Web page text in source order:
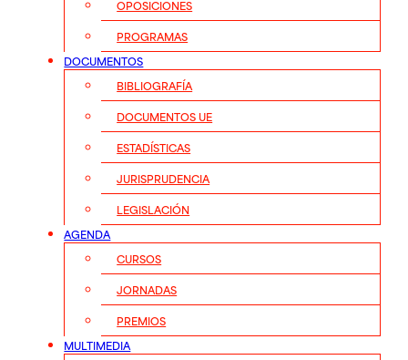
OPOSICIONES
PROGRAMAS
DOCUMENTOS
BIBLIOGRAFÍA
DOCUMENTOS UE
ESTADÍSTICAS
JURISPRUDENCIA
LEGISLACIÓN
AGENDA
CURSOS
JORNADAS
PREMIOS
MULTIMEDIA